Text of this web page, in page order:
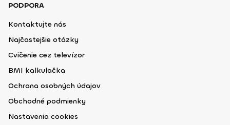
PODPORA
Kontaktujte nás
Najčastejšie otázky
Cvičenie cez televízor
BMI kalkulačka
Ochrana osobných údajov
Obchodné podmienky
Nastavenia cookies